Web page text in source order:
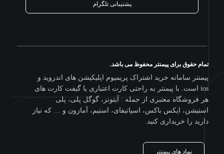
پشتیبانی تلگرام
تمام حقوق برای پیمنتر محفوظ می باشد.
پیمنتر سامانه خرید اشتراک پریمیوم اپلیکیشن های اندروید و
ios است. با پیمنتر به راحتی کارت اعتباری یا گیفت کارت های
هر فروشگاه معتبری از جمله : آیتونز، گوگل پلی، پلی
استیشن، ایکس باکس، اسپاتیفای، استیم، آمازون و … که نیاز
دارید را خریداری کنید.
نماد های پیمنتر